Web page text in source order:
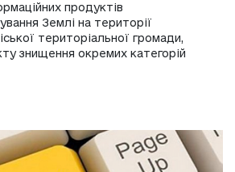
продуктів
Землі на території
територіальної громади,
знищення окремих категорій